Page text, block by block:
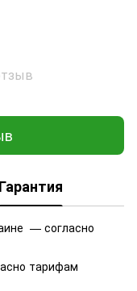
Гарантия
— согласно
тарифам